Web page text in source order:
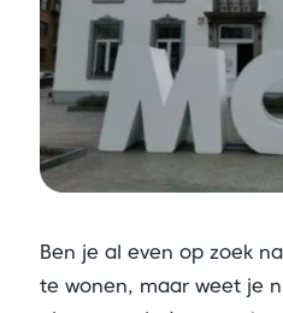
Ben je al even op zoek
te wonen, maar weet je